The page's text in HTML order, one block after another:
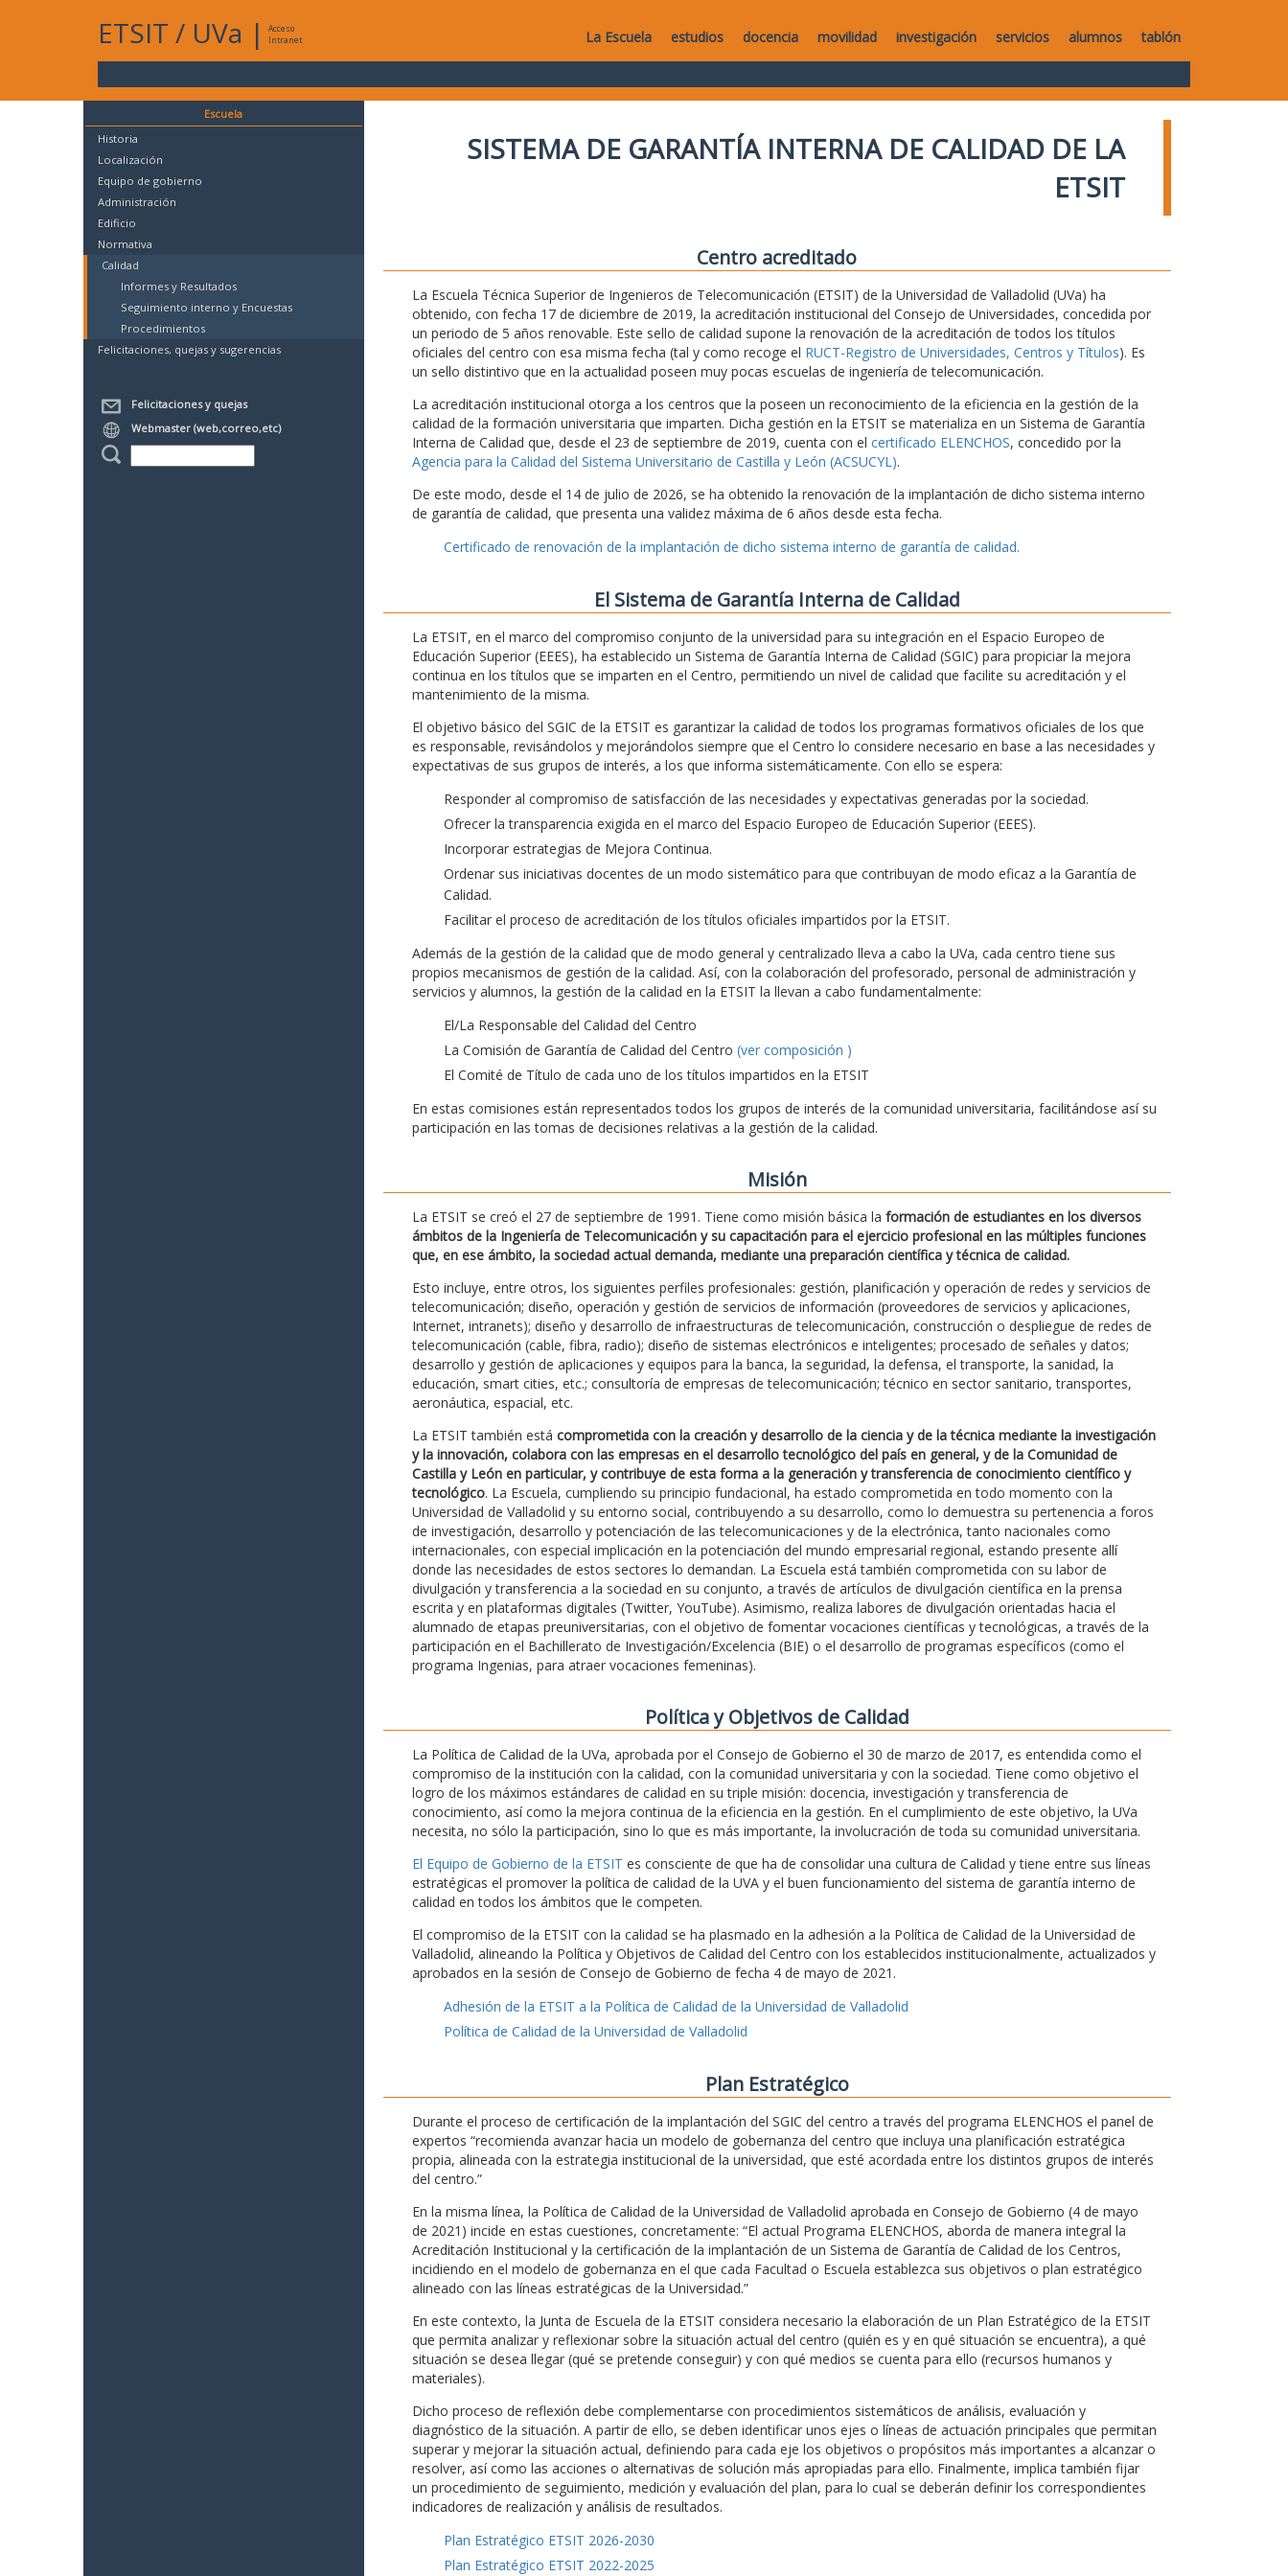
ETSIT / UVa |
Acceso
Intranet
La Escuela estudios docencia movilidad investigación servicios alumnos tablón
Escuela
Historia
Localización
Equipo de gobierno
Administración
Edificio
Normativa
Calidad
Informes y Resultados
Seguimiento interno y Encuestas
Procedimientos
Felicitaciones, quejas y sugerencias
Felicitaciones y quejas
Webmaster (web,correo,etc)
SISTEMA DE GARANTÍA INTERNA DE CALIDAD DE LA
ETSIT
Centro acreditado
La Escuela Técnica Superior de Ingenieros de Telecomunicación (ETSIT) de la Universidad de Valladolid (UVa) ha
obtenido, con fecha 17 de diciembre de 2019, la acreditación institucional del Consejo de Universidades, concedida por
un periodo de 5 años renovable. Este sello de calidad supone la renovación de la acreditación de todos los títulos
oficiales del centro con esa misma fecha (tal y como recoge el RUCT-Registro de Universidades, Centros y Títulos). Es
un sello distintivo que en la actualidad poseen muy pocas escuelas de ingeniería de telecomunicación.
La acreditación institucional otorga a los centros que la poseen un reconocimiento de la eficiencia en la gestión de la
calidad de la formación universitaria que imparten. Dicha gestión en la ETSIT se materializa en un Sistema de Garantía
Interna de Calidad que, desde el 23 de septiembre de 2019, cuenta con el certificado ELENCHOS, concedido por la
Agencia para la Calidad del Sistema Universitario de Castilla y León (ACSUCYL).
De este modo, desde el 14 de julio de 2026, se ha obtenido la renovación de la implantación de dicho sistema interno
de garantía de calidad, que presenta una validez máxima de 6 años desde esta fecha.
Certificado de renovación de la implantación de dicho sistema interno de garantía de calidad.
El Sistema de Garantía Interna de Calidad
La ETSIT, en el marco del compromiso conjunto de la universidad para su integración en el Espacio Europeo de
Educación Superior (EEES), ha establecido un Sistema de Garantía Interna de Calidad (SGIC) para propiciar la mejora
continua en los títulos que se imparten en el Centro, permitiendo un nivel de calidad que facilite su acreditación y el
mantenimiento de la misma.
El objetivo básico del SGIC de la ETSIT es garantizar la calidad de todos los programas formativos oficiales de los que
es responsable, revisándolos y mejorándolos siempre que el Centro lo considere necesario en base a las necesidades y
expectativas de sus grupos de interés, a los que informa sistemáticamente. Con ello se espera:
Responder al compromiso de satisfacción de las necesidades y expectativas generadas por la sociedad.
Ofrecer la transparencia exigida en el marco del Espacio Europeo de Educación Superior (EEES).
Incorporar estrategias de Mejora Continua.
Ordenar sus iniciativas docentes de un modo sistemático para que contribuyan de modo eficaz a la Garantía de
Calidad.
Facilitar el proceso de acreditación de los títulos oficiales impartidos por la ETSIT.
Además de la gestión de la calidad que de modo general y centralizado lleva a cabo la UVa, cada centro tiene sus
propios mecanismos de gestión de la calidad. Así, con la colaboración del profesorado, personal de administración y
servicios y alumnos, la gestión de la calidad en la ETSIT la llevan a cabo fundamentalmente:
El/La Responsable del Calidad del Centro
La Comisión de Garantía de Calidad del Centro (ver composición )
El Comité de Título de cada uno de los títulos impartidos en la ETSIT
En estas comisiones están representados todos los grupos de interés de la comunidad universitaria, facilitándose así su
participación en las tomas de decisiones relativas a la gestión de la calidad.
Misión
La ETSIT se creó el 27 de septiembre de 1991. Tiene como misión básica la formación de estudiantes en los diversos
ámbitos de la Ingeniería de Telecomunicación y su capacitación para el ejercicio profesional en las múltiples funciones
que, en ese ámbito, la sociedad actual demanda, mediante una preparación científica y técnica de calidad.
Esto incluye, entre otros, los siguientes perfiles profesionales: gestión, planificación y operación de redes y servicios de
telecomunicación; diseño, operación y gestión de servicios de información (proveedores de servicios y aplicaciones,
Internet, intranets); diseño y desarrollo de infraestructuras de telecomunicación, construcción o despliegue de redes de
telecomunicación (cable, fibra, radio); diseño de sistemas electrónicos e inteligentes; procesado de señales y datos;
desarrollo y gestión de aplicaciones y equipos para la banca, la seguridad, la defensa, el transporte, la sanidad, la
educación, smart cities, etc.; consultoría de empresas de telecomunicación; técnico en sector sanitario, transportes,
aeronáutica, espacial, etc.
La ETSIT también está comprometida con la creación y desarrollo de la ciencia y de la técnica mediante la investigación
y la innovación, colabora con las empresas en el desarrollo tecnológico del país en general, y de la Comunidad de
Castilla y León en particular, y contribuye de esta forma a la generación y transferencia de conocimiento científico y
tecnológico. La Escuela, cumpliendo su principio fundacional, ha estado comprometida en todo momento con la
Universidad de Valladolid y su entorno social, contribuyendo a su desarrollo, como lo demuestra su pertenencia a foros
de investigación, desarrollo y potenciación de las telecomunicaciones y de la electrónica, tanto nacionales como
internacionales, con especial implicación en la potenciación del mundo empresarial regional, estando presente allí
donde las necesidades de estos sectores lo demandan. La Escuela está también comprometida con su labor de
divulgación y transferencia a la sociedad en su conjunto, a través de artículos de divulgación científica en la prensa
escrita y en plataformas digitales (Twitter, YouTube). Asimismo, realiza labores de divulgación orientadas hacia el
alumnado de etapas preuniversitarias, con el objetivo de fomentar vocaciones científicas y tecnológicas, a través de la
participación en el Bachillerato de Investigación/Excelencia (BIE) o el desarrollo de programas específicos (como el
programa Ingenias, para atraer vocaciones femeninas).
Polí­tica y Objetivos de Calidad
La Política de Calidad de la UVa, aprobada por el Consejo de Gobierno el 30 de marzo de 2017, es entendida como el
compromiso de la institución con la calidad, con la comunidad universitaria y con la sociedad. Tiene como objetivo el
logro de los máximos estándares de calidad en su triple misión: docencia, investigación y transferencia de
conocimiento, así como la mejora continua de la eficiencia en la gestión. En el cumplimiento de este objetivo, la UVa
necesita, no sólo la participación, sino lo que es más importante, la involucración de toda su comunidad universitaria.
El Equipo de Gobierno de la ETSIT es consciente de que ha de consolidar una cultura de Calidad y tiene entre sus líneas
estratégicas el promover la política de calidad de la UVA y el buen funcionamiento del sistema de garantía interno de
calidad en todos los ámbitos que le competen.
El compromiso de la ETSIT con la calidad se ha plasmado en la adhesión a la Política de Calidad de la Universidad de
Valladolid, alineando la Política y Objetivos de Calidad del Centro con los establecidos institucionalmente, actualizados y
aprobados en la sesión de Consejo de Gobierno de fecha 4 de mayo de 2021.
Adhesión de la ETSIT a la Política de Calidad de la Universidad de Valladolid
Política de Calidad de la Universidad de Valladolid
Plan Estratégico
Durante el proceso de certificación de la implantación del SGIC del centro a través del programa ELENCHOS el panel de
expertos “recomienda avanzar hacia un modelo de gobernanza del centro que incluya una planificación estratégica
propia, alineada con la estrategia institucional de la universidad, que esté acordada entre los distintos grupos de interés
del centro.”
En la misma línea, la Política de Calidad de la Universidad de Valladolid aprobada en Consejo de Gobierno (4 de mayo
de 2021) incide en estas cuestiones, concretamente: “El actual Programa ELENCHOS, aborda de manera integral la
Acreditación Institucional y la certificación de la implantación de un Sistema de Garantía de Calidad de los Centros,
incidiendo en el modelo de gobernanza en el que cada Facultad o Escuela establezca sus objetivos o plan estratégico
alineado con las líneas estratégicas de la Universidad.”
En este contexto, la Junta de Escuela de la ETSIT considera necesario la elaboración de un Plan Estratégico de la ETSIT
que permita analizar y reflexionar sobre la situación actual del centro (quién es y en qué situación se encuentra), a qué
situación se desea llegar (qué se pretende conseguir) y con qué medios se cuenta para ello (recursos humanos y
materiales).
Dicho proceso de reflexión debe complementarse con procedimientos sistemáticos de análisis, evaluación y
diagnóstico de la situación. A partir de ello, se deben identificar unos ejes o líneas de actuación principales que permitan
superar y mejorar la situación actual, definiendo para cada eje los objetivos o propósitos más importantes a alcanzar o
resolver, así como las acciones o alternativas de solución más apropiadas para ello. Finalmente, implica también fijar
un procedimiento de seguimiento, medición y evaluación del plan, para lo cual se deberán definir los correspondientes
indicadores de realización y análisis de resultados.
Plan Estratégico ETSIT 2026-2030
Plan Estratégico ETSIT 2022-2025